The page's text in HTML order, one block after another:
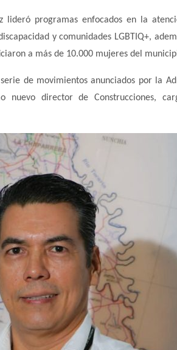
lideró programas enfocados en la
y comunidades LGBTIQ+,
a más de 10.000 mujeres del
de movimientos anunciados por la
nuevo director de Construcciones,